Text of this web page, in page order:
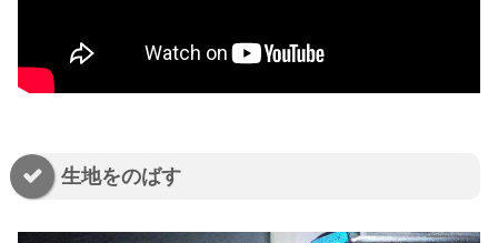
生地をのばす